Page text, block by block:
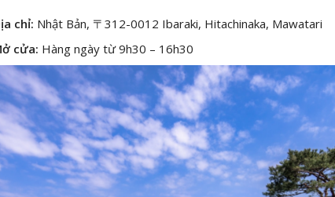
chỉ: Nhật Bản, 〒312-0012 Ibaraki, Hitachinaka, Mawatari
cửa: Hàng ngày từ 9h30 – 16h30